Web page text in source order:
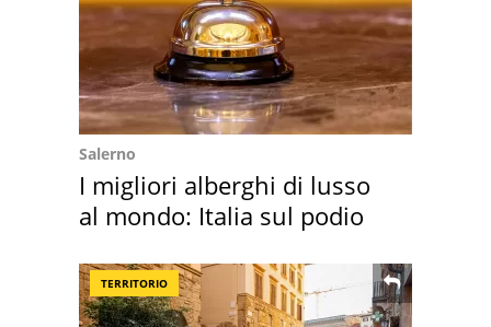
Salerno
I migliori alberghi di lusso
al mondo: Italia sul podio
TERRITORIO